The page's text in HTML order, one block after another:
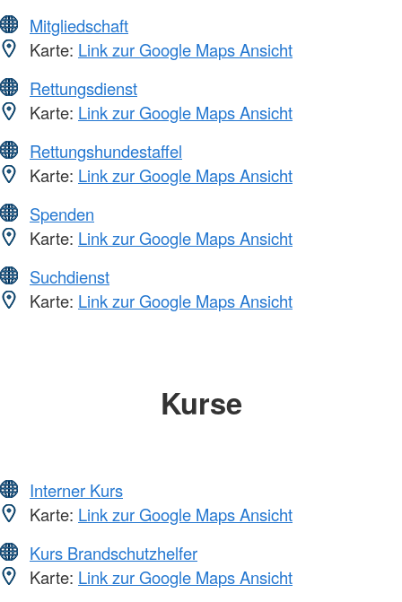
Mitgliedschaft
Karte: Link zur Google Maps Ansicht
Rettungsdienst
Karte: Link zur Google Maps Ansicht
Rettungshundestaffel
Karte: Link zur Google Maps Ansicht
Spenden
Karte: Link zur Google Maps Ansicht
Suchdienst
Karte: Link zur Google Maps Ansicht
Kurse
Interner Kurs
Karte: Link zur Google Maps Ansicht
Kurs Brandschutzhelfer
Karte: Link zur Google Maps Ansicht